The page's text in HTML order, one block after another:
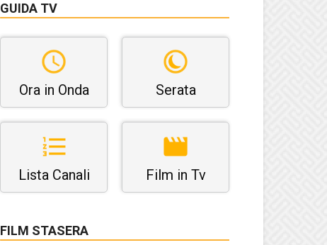
GUIDA TV
Ora in Onda Serata
Lista Canali Film in Tv
FILM STASERA